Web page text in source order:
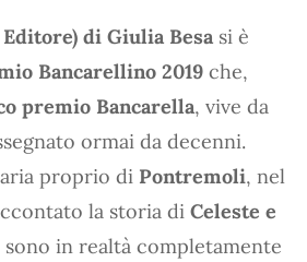
di Giulia Besa si è
Bancarellino 2019 che,
premio Bancarella, vive da
ormai da decenni.
proprio di Pontremoli, nel
la storia di Celeste e
sono in realtà completamente